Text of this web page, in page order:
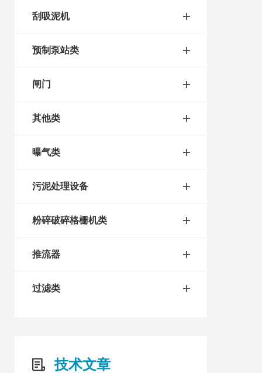
刮吸泥机
预制泵站类
闸门
其他类
曝气类
污泥处理设备
粉碎破碎格栅机类
推流器
过滤类
技术文章